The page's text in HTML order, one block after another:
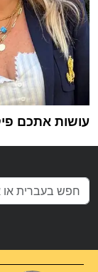
עושות אתכם